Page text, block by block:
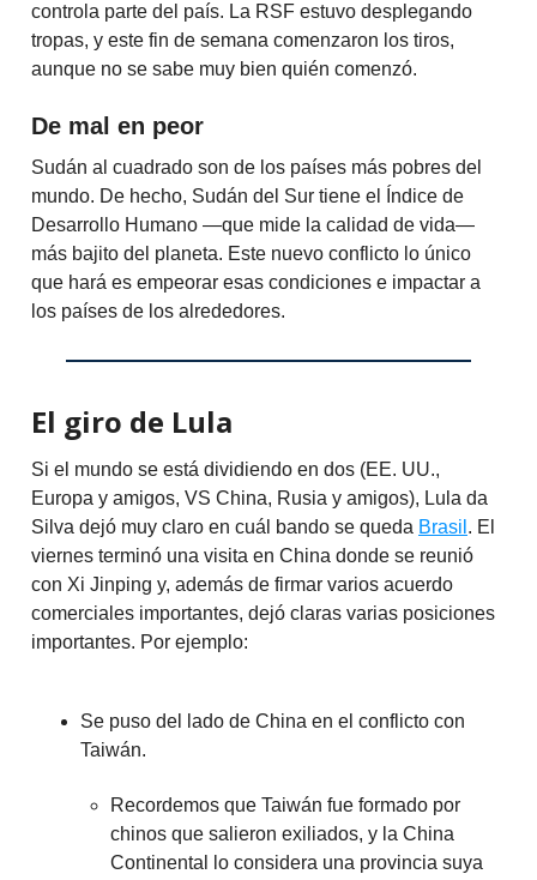
controla parte del país. La RSF estuvo desplegando
tropas, y este fin de semana comenzaron los tiros,
aunque no se sabe muy bien quién comenzó.
De mal en peor
Sudán al cuadrado son de los países más pobres del
mundo. De hecho, Sudán del Sur tiene el Índice de
Desarrollo Humano —que mide la calidad de vida—
más bajito del planeta. Este nuevo conflicto lo único
que hará es empeorar esas condiciones e impactar a
los países de los alrededores.
El giro de Lula
Si el mundo se está dividiendo en dos (EE. UU.,
Europa y amigos, VS China, Rusia y amigos), Lula da
Silva dejó muy claro en cuál bando se queda Brasil . El
viernes terminó una visita en China donde se reunió
con Xi Jinping y, además de firmar varios acuerdo
comerciales importantes, dejó claras varias posiciones
importantes. Por ejemplo:
Se puso del lado de China en el conflicto con
Taiwán.
Recordemos que Taiwán fue formado por
chinos que salieron exiliados, y la China
Continental lo considera una provincia suya